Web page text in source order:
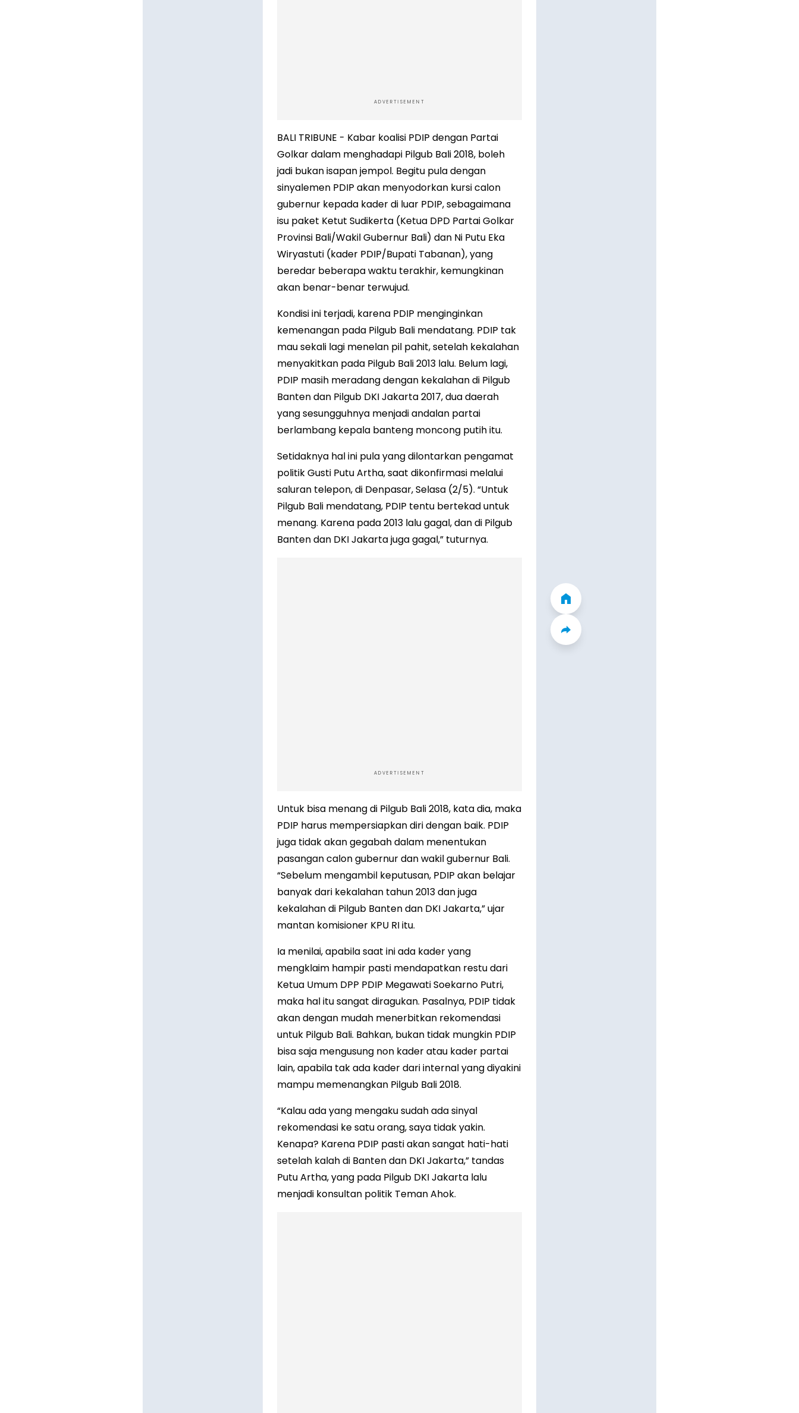
ADVERTISEMENT
BALI TRIBUNE - Kabar koalisi PDIP dengan Partai
Golkar dalam menghadapi Pilgub Bali 2018, boleh
jadi bukan isapan jempol. Begitu pula dengan
sinyalemen PDIP akan menyodorkan kursi calon
gubernur kepada kader di luar PDIP, sebagaimana
isu paket Ketut Sudikerta (Ketua DPD Partai Golkar
Provinsi Bali/Wakil Gubernur Bali) dan Ni Putu Eka
Wiryastuti (kader PDIP/Bupati Tabanan), yang
beredar beberapa waktu terakhir, kemungkinan
akan benar-benar terwujud.
Kondisi ini terjadi, karena PDIP menginginkan
kemenangan pada Pilgub Bali mendatang. PDIP tak
mau sekali lagi menelan pil pahit, setelah kekalahan
menyakitkan pada Pilgub Bali 2013 lalu. Belum lagi,
PDIP masih meradang dengan kekalahan di Pilgub
Banten dan Pilgub DKI Jakarta 2017, dua daerah
yang sesungguhnya menjadi andalan partai
berlambang kepala banteng moncong putih itu.
Setidaknya hal ini pula yang dilontarkan pengamat
politik Gusti Putu Artha, saat dikonfirmasi melalui
saluran telepon, di Denpasar, Selasa (2/5). “Untuk
Pilgub Bali mendatang, PDIP tentu bertekad untuk
menang. Karena pada 2013 lalu gagal, dan di Pilgub
Banten dan DKI Jakarta juga gagal,” tuturnya.
ADVERTISEMENT
Untuk bisa menang di Pilgub Bali 2018, kata dia, maka
PDIP harus mempersiapkan diri dengan baik. PDIP
juga tidak akan gegabah dalam menentukan
pasangan calon gubernur dan wakil gubernur Bali.
“Sebelum mengambil keputusan, PDIP akan belajar
banyak dari kekalahan tahun 2013 dan juga
kekalahan di Pilgub Banten dan DKI Jakarta,” ujar
mantan komisioner KPU RI itu.
Ia menilai, apabila saat ini ada kader yang
mengklaim hampir pasti mendapatkan restu dari
Ketua Umum DPP PDIP Megawati Soekarno Putri,
maka hal itu sangat diragukan. Pasalnya, PDIP tidak
akan dengan mudah menerbitkan rekomendasi
untuk Pilgub Bali. Bahkan, bukan tidak mungkin PDIP
bisa saja mengusung non kader atau kader partai
lain, apabila tak ada kader dari internal yang diyakini
mampu memenangkan Pilgub Bali 2018.
“Kalau ada yang mengaku sudah ada sinyal
rekomendasi ke satu orang, saya tidak yakin.
Kenapa? Karena PDIP pasti akan sangat hati-hati
setelah kalah di Banten dan DKI Jakarta,” tandas
Putu Artha, yang pada Pilgub DKI Jakarta lalu
menjadi konsultan politik Teman Ahok.